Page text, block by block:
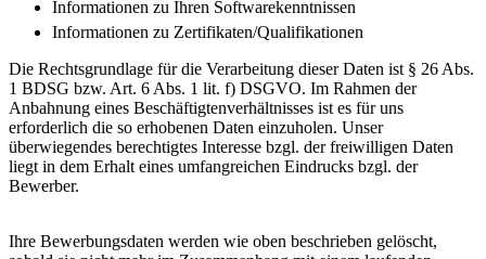
Informationen zu Ihren Softwarekenntnissen
Informationen zu Zertifikaten/Qualifikationen
Die Rechtsgrundlage für die Verarbeitung dieser Daten ist § 26 Abs.
1 BDSG bzw. Art. 6 Abs. 1 lit. f) DSGVO. Im Rahmen der
Anbahnung eines Beschäftigtenverhältnisses ist es für uns
erforderlich die so erhobenen Daten einzuholen. Unser
überwiegendes berechtigtes Interesse bzgl. der freiwilligen Daten
liegt in dem Erhalt eines umfangreichen Eindrucks bzgl. der
Bewerber.
Ihre Bewerbungsdaten werden wie oben beschrieben gelöscht,